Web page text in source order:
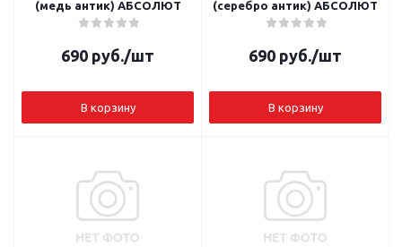
(медь антик) АБСОЛЮТ
690 руб./шт
В корзину
(серебро антик) АБСОЛЮТ
690 руб./шт
В корзину